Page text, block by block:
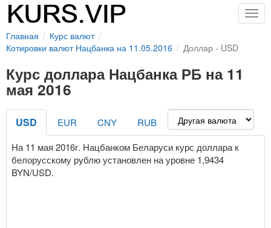
Главная
Курс валют
Котировки валют Нацбанка на 11.05.2016
Доллар - USD
Курс доллара Нацбанка РБ на 11
мая 2016
USD EUR CNY
RUB
На 11 мая 2016г. Нацбанком Беларуси курс доллара к
белорусскому рублю установлен на уровне 1,9434
BYN/USD.